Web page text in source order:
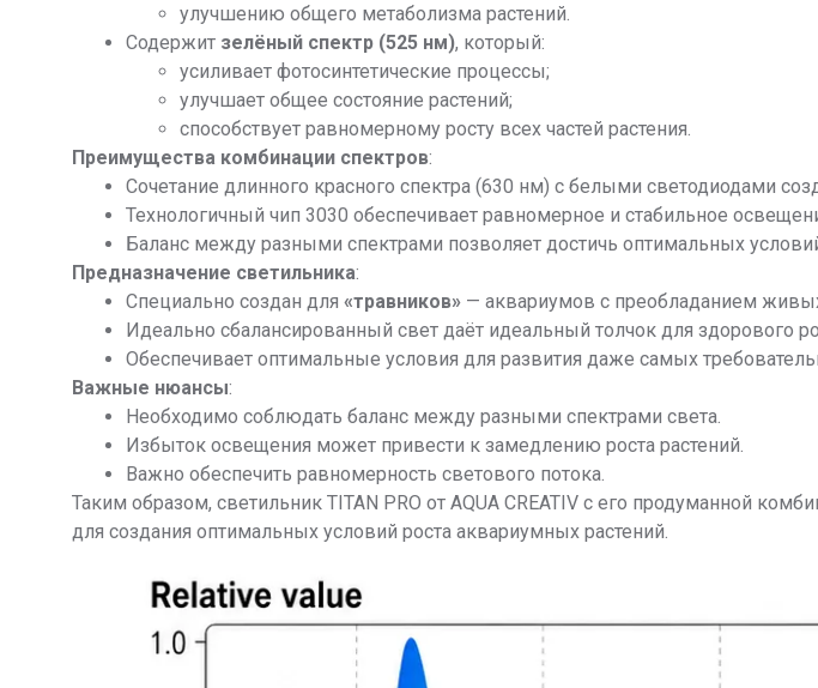
улучшению общего метаболизма растений.
Содержит зелёный спектр (525 нм), который:
усиливает фотосинтетические процессы;
улучшает общее состояние растений;
способствует равномерному росту всех частей растения.
Преимущества комбинации спектров:
Сочетание длинного красного спектра (630 нм) с белыми светодиодами
Технологичный чип 3030 обеспечивает равномерное и стабильное
Баланс между разными спектрами позволяет достичь оптимальных
Предназначение светильника:
Специально создан для «травников» — аквариумов с преобладанием живых
Идеально сбалансированный свет даёт идеальный толчок для здорового
Обеспечивает оптимальные условия для развития даже самых
Важные нюансы:
Необходимо соблюдать баланс между разными спектрами света.
Избыток освещения может привести к замедлению роста растений.
Важно обеспечить равномерность светового потока.
Таким образом, светильник TITAN PRO от AQUA CREATIV с его продуманной
для создания оптимальных условий роста аквариумных растений.